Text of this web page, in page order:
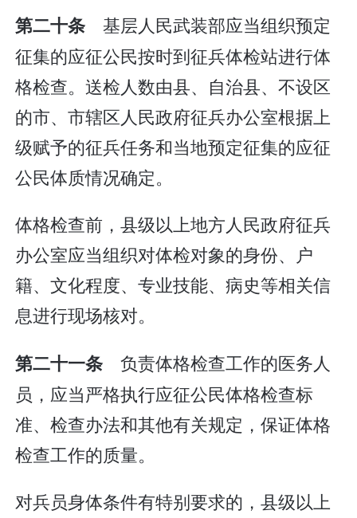
第二十条 基层人民武装部应当组织预定
征集的应征公民按时到征兵体检站进行体
格检查。送检人数由县、自治县、不设区
的市、市辖区人民政府征兵办公室根据上
级赋予的征兵任务和当地预定征集的应征
公民体质情况确定。
体格检查前，县级以上地方人民政府征兵
办公室应当组织对体检对象的身份、户
籍、文化程度、专业技能、病史等相关信
息进行现场核对。
第二十一条 负责体格检查工作的医务人
员，应当严格执行应征公民体格检查标
准、检查办法和其他有关规定，保证体格
检查工作的质量。
对兵员身体条件有特别要求的，县级以上